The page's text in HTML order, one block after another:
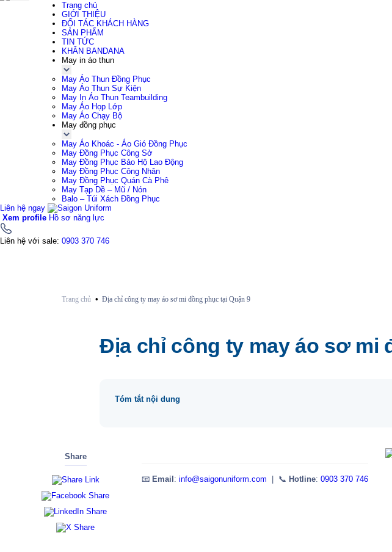
Trang chủ
GIỚI THIỆU
ĐỐI TÁC KHÁCH HÀNG
SẢN PHẨM
TIN TỨC
KHĂN BANDANA
May in áo thun
May Áo Thun Đồng Phục
May Áo Thun Sự Kiện
May In Áo Thun Teambuilding
May Áo Họp Lớp
May Áo Chạy Bộ
May đồng phục
May Áo Khoác - Áo Gió Đồng Phục
May Đồng Phục Công Sở
May Đồng Phục Bảo Hộ Lao Động
May Đồng Phục Công Nhân
May Đồng Phục Quán Cà Phê
May Tạp Dề – Mũ / Nón
Balo – Túi Xách Đồng Phục
Liên hệ ngay
Xem profile Hồ sơ năng lực
Liên hệ với sale: 0903 370 746
Trang chủ • Địa chỉ công ty may áo sơ mi đồng phục tại Quận 9
Địa chỉ công ty may áo sơ mi
Tóm tắt nội dung
Share
📧 Email: info@saigonuniform.com | 📞 Hotline: 0903 370 746